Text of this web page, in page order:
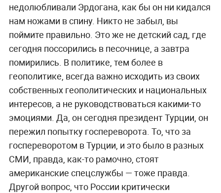
недолюбливали Эрдогана, как бы он ни кидался
нам ножами в спину. Никто не забыл, вы
поймите правильно. Это же не детский сад, где
сегодня поссорились в песочнице, а завтра
помирились. В политике, тем более в
геополитике, всегда важно исходить из своих
собственных геополитических и национальных
интересов, а не руководствоваться какими-то
эмоциями. Да, он сегодня президент Турции, он
пережил попытку госпереворота. То, что за
госпереворотом в Турции, и это было в разных
СМИ, правда, как-то рамочно, стоят
американские спецслужбы — тоже правда.
Другой вопрос, что России критически